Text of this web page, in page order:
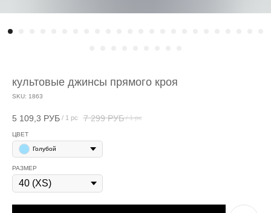
культовые джинсы прямого кроя
SKU: 1863
5 109,3 РУБ / 1 pc 7 299 РУБ / 1 pc
ЦВЕТ
Голубой
РАЗМЕР